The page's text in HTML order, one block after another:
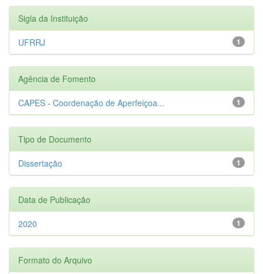
Sigla da Instituição
1
UFRRJ
Agência de Fomento
1
CAPES - Coordenação de Aperfeiçoa...
Tipo de Documento
1
Dissertação
Data de Publicação
1
2020
Formato do Arquivo